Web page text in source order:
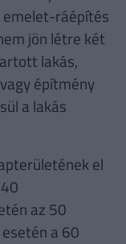
emelet-ráépítés
jön létre két
lakás,
építmény
a lakás
el
az 50
a 60